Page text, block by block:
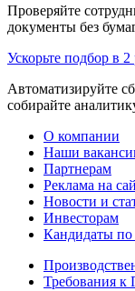
Проверяйте
документы без
Ускорьте подбор в 2
Автоматизируйте
собирайте
О компании
Наши
Партнерам
Реклама на
Новости и
Инвесторам
Кандидаты по
Требования к